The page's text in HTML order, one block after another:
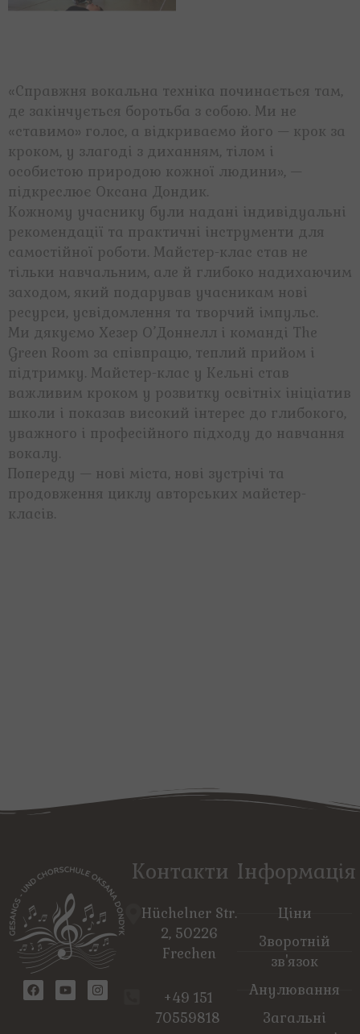
«Справжня вокальна техніка починається там,
де закінчується боротьба з собою. Ми не
«ставимо» голос, а відкриваємо його — крок за
кроком, у злагоді з диханням, тілом і
особистою природою кожної людини», —
підкреслює Оксана Дондик.
Кожному учаснику були надані індивідуальні
рекомендації та практичні інструменти для
самостійної роботи. Майстер-клас став не
тільки навчальним, але й глибоко надихаючим
заходом, який подарував учасникам нові
ресурси, усвідомлення та творчий імпульс.
Ми дякуємо Хезер О’Доннелл і команді The
Green Room за співпрацю, теплий прийом і
підтримку. Майстер-клас у Кельні став
важливим кроком у розвитку освітніх ініціатив
школи і показав високий інтерес до глибокого,
уважного і професійного підходу до навчання
вокалу.
Попереду — нові міста, нові зустрічі та
продовження циклу авторських майстер-
класів.
Контакти
Hüchelner Str.
2, 50226
Frechen
+49 151
70559818
Інформація
Ціни
Зворотній
зв'язок
Анулювання
Загальні